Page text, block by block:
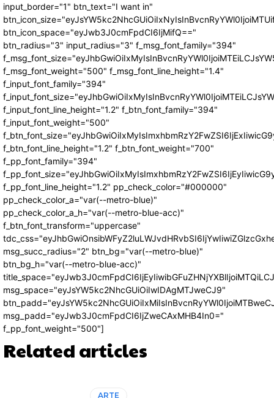
input_border="1" btn_text="I want in"
btn_icon_space="eyJwb3J0cmFpdCI6IjMifQ=="
btn_radius="3" input_radius="3" f_msg_font_family="394"
f_msg_font_weight="500" f_msg_font_line_height="1.4"
f_input_font_family="394"
f_input_font_line_height="1.2" f_btn_font_family="394"
f_input_font_weight="500"
f_btn_font_line_height="1.2" f_btn_font_weight="700"
f_pp_font_family="394"
f_pp_font_line_height="1.2" pp_check_color="#000000"
pp_check_color_a="var(--metro-blue)"
pp_check_color_a_h="var(--metro-blue-acc)"
f_btn_font_transform="uppercase"
msg_succ_radius="2" btn_bg="var(--metro-blue)"
btn_bg_h="var(--metro-blue-acc)"
msg_space="eyJsYW5kc2NhcGUiOiIwIDAgMTJweCJ9"
msg_padd="eyJwb3J0cmFpdCI6IjZweCAxMHB4In0="
f_pp_font_weight="500"]
Related articles
ARTE